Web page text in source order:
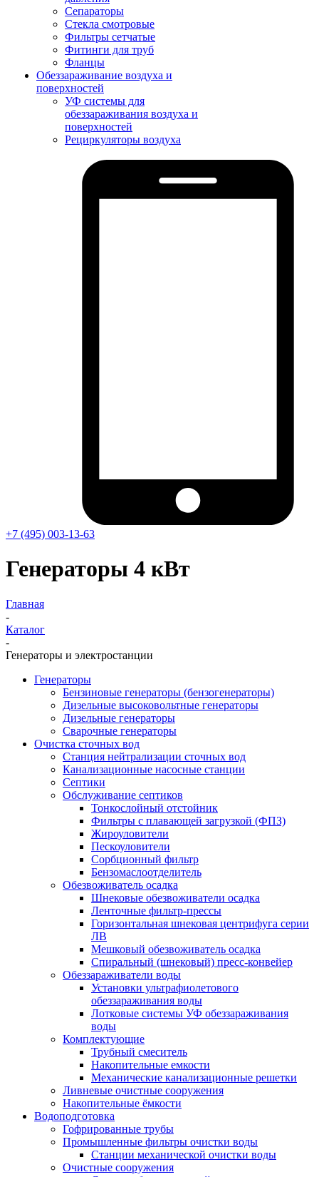
Сепараторы
Стекла смотровые
Фильтры сетчатые
Фитинги для труб
Фланцы
Обеззараживание воздуха и
поверхностей
УФ системы для
обеззараживания воздуха и
поверхностей
Рециркуляторы воздуха
+7 (495) 003-13-63
Генераторы 4 кВт
Главная
-
Каталог
-
Генераторы и электростанции
Генераторы
Бензиновые генераторы (бензогенераторы)
Дизельные высоковольтные генераторы
Дизельные генераторы
Сварочные генераторы
Очистка сточных вод
Станция нейтрализации сточных вод
Канализационные насосные станции
Септики
Обслуживание септиков
Тонкослойный отстойник
Фильтры с плавающей загрузкой (ФПЗ)
Жироуловители
Пескоуловители
Сорбционный фильтр
Бензомаслоотделитель
Обезвоживатель осадка
Шнековые обезвоживатели осадка
Ленточные фильтр-прессы
Горизонтальная шнековая центрифуга серии
ЛВ
Мешковый обезвоживатель осадка
Спиральный (шнековый) пресс-конвейер
Обеззараживатели воды
Установки ультрафиолетового
обеззараживания воды
Лотковые системы УФ обеззараживания
воды
Комплектующие
Трубный смеситель
Накопительные емкости
Механические канализационные решетки
Ливневые очистные сооружения
Накопительные ёмкости
Водоподготовка
Гофрированные трубы
Промышленные фильтры очистки воды
Станции механической очистки воды
Очистные сооружения